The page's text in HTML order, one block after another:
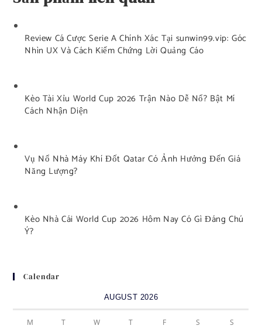
Review Cá Cược Serie A Chính Xác Tại sunwin99.vip: Góc
Nhìn UX Và Cách Kiểm Chứng Lời Quảng Cáo
Kèo Tài Xỉu World Cup 2026 Trận Nào Dễ Nổ? Bật Mí
Cách Nhận Diện
Vụ Nổ Nhà Máy Khí Đốt Qatar Có Ảnh Hưởng Đến Giá
Năng Lượng?
Kèo Nhà Cái World Cup 2026 Hôm Nay Có Gì Đáng Chú
Ý?
Calendar
AUGUST 2026
M T W T F S S